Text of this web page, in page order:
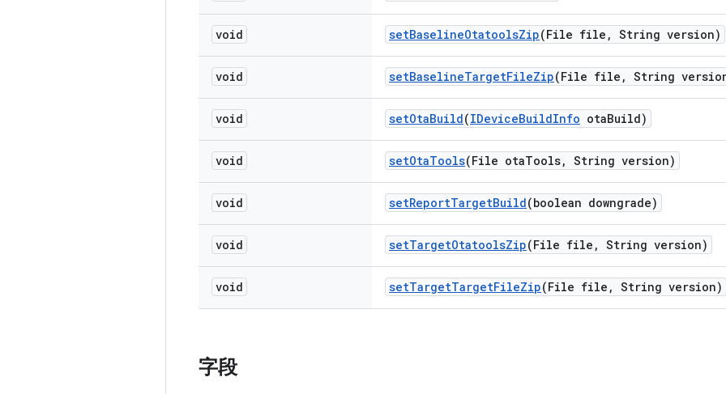
void setBaselineOtatoolsZip(File file , String version)
void setBaselineTargetFileZip(File file , String
void setOtaBuild(IDeviceBuildInfo otaBuild)
void setOtaTools(File otaTools, String version)
void setReportTargetBuild(boolean downgrade)
void setTargetOtatoolsZip(File file , String version)
void setTargetTargetFileZip(File file , String version)
字段